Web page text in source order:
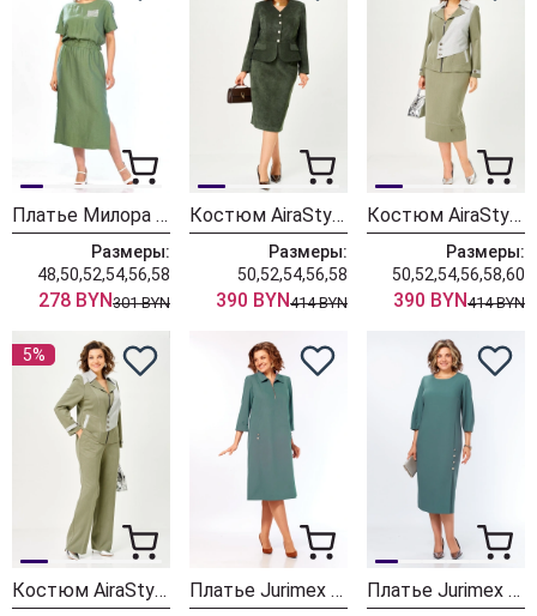
Платье Милора Стиль 1455 зеленый
Размеры:
48,50,52,54,56,58
278 BYN301 BYN
Костюм AiraStyle 24149 хвоя
Размеры:
50,52,54,56,58
390 BYN414 BYN
Костюм AiraStyle 24148 олива
Размеры:
50,52,54,56,58,60
390 BYN414 BYN
5%
Костюм AiraStyle 24258 олива Платье Jurimex West 3536-2 Платье Jurimex West 3561